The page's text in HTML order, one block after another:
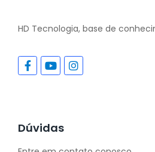
HD Tecnologia, base de
Dúvidas